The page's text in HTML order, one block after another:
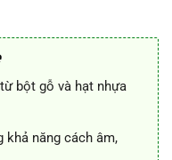
bột gỗ và hạt nhựa
khả năng cách âm,